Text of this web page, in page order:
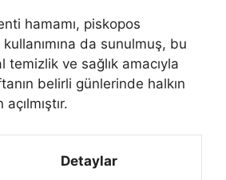
hamamı, piskopos
da sunulmuş, bu
temizlik ve sağlık amacıyla
belirli günlerinde halkın
Detaylar